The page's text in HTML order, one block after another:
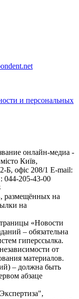
и персональных
онлайн-медиа -
Київ,
офіс 208/1 E-mail:
044-205-43-00
размещённых на
на
«Новости
– обязательна
гиперссылка.
от
материалов.
– должна быть
абзаце